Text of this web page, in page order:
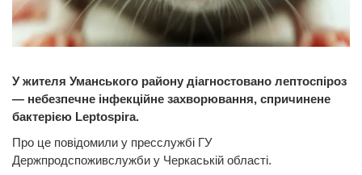
У жителя Уманського району діагностовано лептоспіроз
— небезпечне інфекційне захворювання, спричинене
бактерією Leptospira.
Про це повідомили у пресслужбі ГУ
Держпродспоживслужби у Черкаській області.